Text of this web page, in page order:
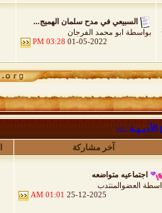
السبيعي في مدح سلمان الهميج...
بواسطة ابو محمد الفرجان
01-05-2022
03:28 PM
.:::
آخر مشاركة
اجتماعيه متواضعه
العضوالمنتدب
25-12-2025
01:01 AM